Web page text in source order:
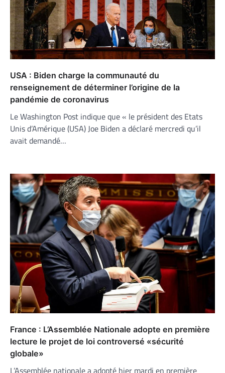
USA : Biden charge la communauté du
renseignement de déterminer l’origine de la
pandémie de coronavirus
Le Washington Post indique que « le président des Etats
Unis d’Amérique (USA) Joe Biden a déclaré mercredi qu’il
avait demandé…
France : L’Assemblée Nationale adopte en première
lecture le projet de loi controversé «sécurité
globale»
L’Assemblée nationale a adopté hier mardi en première